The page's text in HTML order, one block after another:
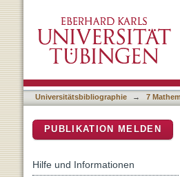
A novel epitope
Universitätsbibliographie → 7
PUBLIKATION MELDEN
Hilfe und Informationen